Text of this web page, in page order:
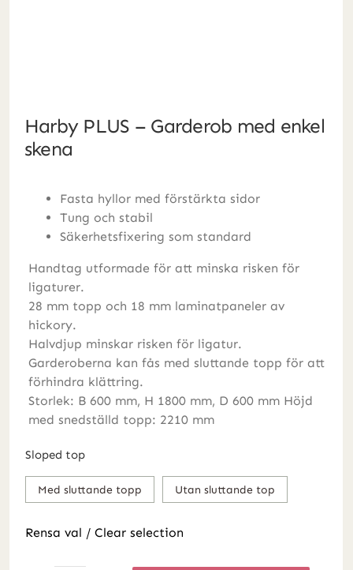
Harby PLUS – Garderob med enkel
skena
Fasta hyllor med förstärkta sidor
Tung och stabil
Säkerhetsfixering som standard
Handtag utformade för att minska risken för
ligaturer.
28 mm topp och 18 mm laminatpaneler av
hickory.
Halvdjup minskar risken för ligatur.
Garderoberna kan fås med sluttande topp för att
förhindra klättring.
Storlek: B 600 mm, H 1800 mm, D 600 mm Höjd
med snedställd topp: 2210 mm
Sloped top
Med sluttande topp Utan sluttande top
Rensa val / Clear selection